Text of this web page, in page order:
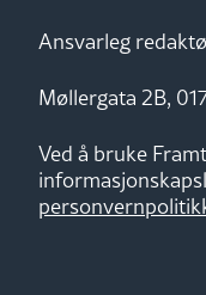
Ansvarleg
Møllergata 2B,
Ved å bruke